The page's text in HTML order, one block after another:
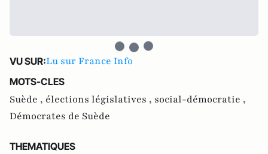
VU SUR:Lu sur France Info
MOTS-CLES
Suède , élections législatives , social-démocratie ,
Démocrates de Suède
THEMATIQUES